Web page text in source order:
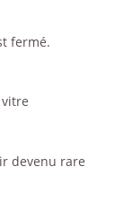
fermé.
devenu rare